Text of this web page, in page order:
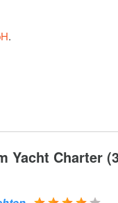
& Water
dock)
.
Yacht Charter